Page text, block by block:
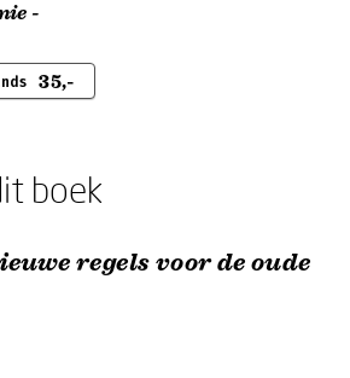
-
35,-
boek
regels voor de oude